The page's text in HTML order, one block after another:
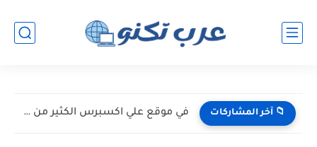
📁 آخر المشاركات في موقع علي اكسبرس الكثير من الخبايا